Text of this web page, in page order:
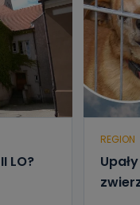
LO?
REGION